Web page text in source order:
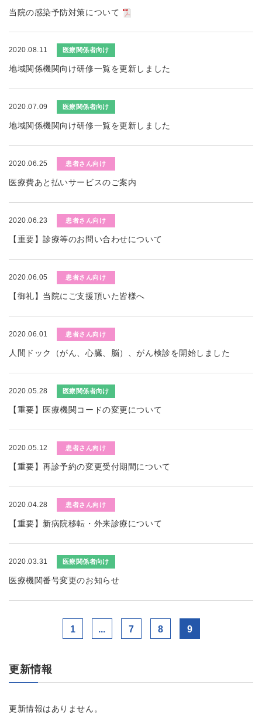
当院の感染予防対策について
2020.08.11 医療関係者向け
地域関係機関向け研修一覧を更新しました
2020.07.09 医療関係者向け
地域関係機関向け研修一覧を更新しました
2020.06.25 患者さん向け
医療費あと払いサービスのご案内
2020.06.23 患者さん向け
【重要】診療等のお問い合わせについて
2020.06.05 患者さん向け
【御礼】当院にご支援頂いた皆様へ
2020.06.01 患者さん向け
人間ドック（がん、心臓、脳）、がん検診を開始しました
2020.05.28 医療関係者向け
【重要】医療機関コードの変更について
2020.05.12 患者さん向け
【重要】再診予約の変更受付期間について
2020.04.28 患者さん向け
【重要】新病院移転・外来診療について
2020.03.31 医療関係者向け
医療機関番号変更のお知らせ
1 ... 7 8 9
更新情報
更新情報はありません。